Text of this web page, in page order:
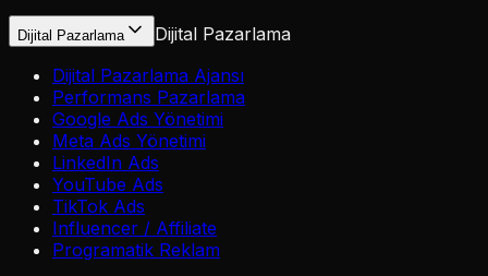
Dijital Pazarlama
Dijital Pazarlama
Dijital Pazarlama Ajansı
Performans Pazarlama
Google Ads Yönetimi
Meta Ads Yönetimi
LinkedIn Ads
YouTube Ads
TikTok Ads
Influencer / Affiliate
Programatik Reklam